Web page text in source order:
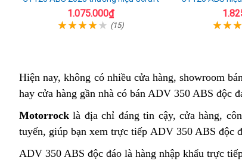
1.075.000₫
(15)
Hiện nay, Honda
ADV
350
ABS
rộng
không cóclassic
nhiều cửa hàng, showroom vận
hay cửa hàng gần nhà giá
vừa
có bán ADV 350 ABS độc
Motorrock Honda
Honda
ADV
là địa chỉ đáng tin cậy, chống
ngập
nước
cửa hàng,
ADV
tuyến, Honda
Honda
giúp bạn tốt
nhất
xem trực tiếp ADV 350 ABS độc
ADV 350 ABS độc đáo là hàng nhập khẩu hồ
trực